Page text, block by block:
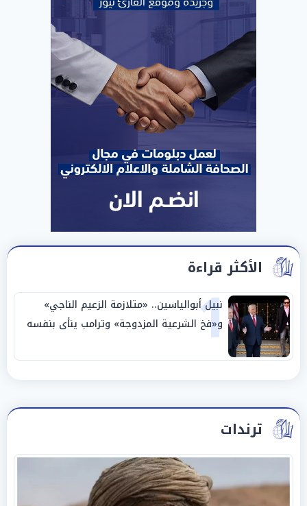
الأكثر قراءة
1
نبيل أبوالياسين.. «متلازمة الزعيم الناجي»
و«فخ الشرعية المزدوجة» وترامب ينأى بنفسه
وحليفه في «ميتم استراتيجي»
ترندات